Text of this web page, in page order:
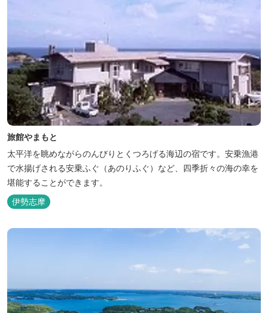
旅館やまもと
太平洋を眺めながらのんびりとくつろげる海辺の宿です。安乗漁港
で水揚げされる安乗ふぐ（あのりふぐ）など、四季折々の海の幸を
堪能することができます。
伊勢志摩